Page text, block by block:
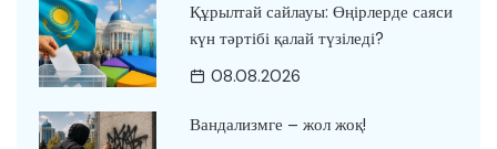
Құрылтай сайлауы: Өңірлерде саяси
күн тәртібі қалай түзіледі?
08.08.2026
Вандализмге – жол жоқ!